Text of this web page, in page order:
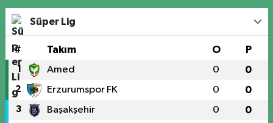
Süper Lig
# Takım O P
1 Amed 0 0
2 Erzurumspor FK 0 0
3 Başakşehir 0 0